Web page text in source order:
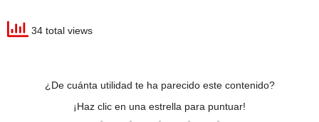
34 total views
¿De cuánta utilidad te ha parecido este contenido?
¡Haz clic en una estrella para puntuar!